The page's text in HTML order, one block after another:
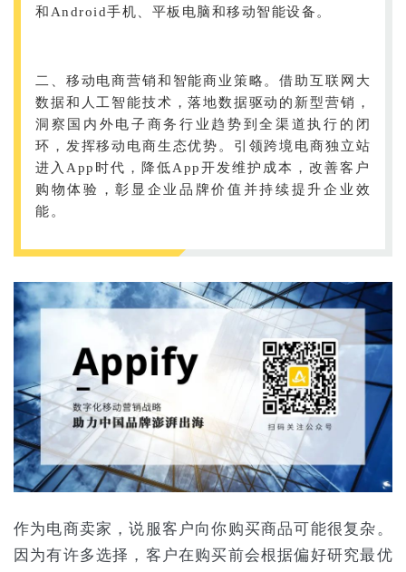
和Android手机、平板电脑和移动智能设备。
二、移动电商营销和智能商业策略。借助互联网大
数据和人工智能技术，落地数据驱动的新型营销，
洞察国内外电子商务行业趋势到全渠道执行的闭
环，发挥移动电商生态优势。引领跨境电商独立站
进入App时代，降低App开发维护成本，改善客户
购物体验，彰显企业品牌价值并持续提升企业效
能。
作为电商卖家，说服客户向你购买商品可能很复杂。
因为有许多选择，客户在购买前会根据偏好研究最优